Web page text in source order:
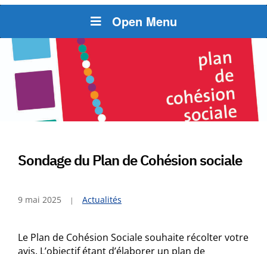
Open Menu
Sondage du Plan de Cohésion sociale
9 mai 2025 Actualités
Le Plan de Cohésion Sociale souhaite récolter votre
avis. L’objectif étant d’élaborer un plan de